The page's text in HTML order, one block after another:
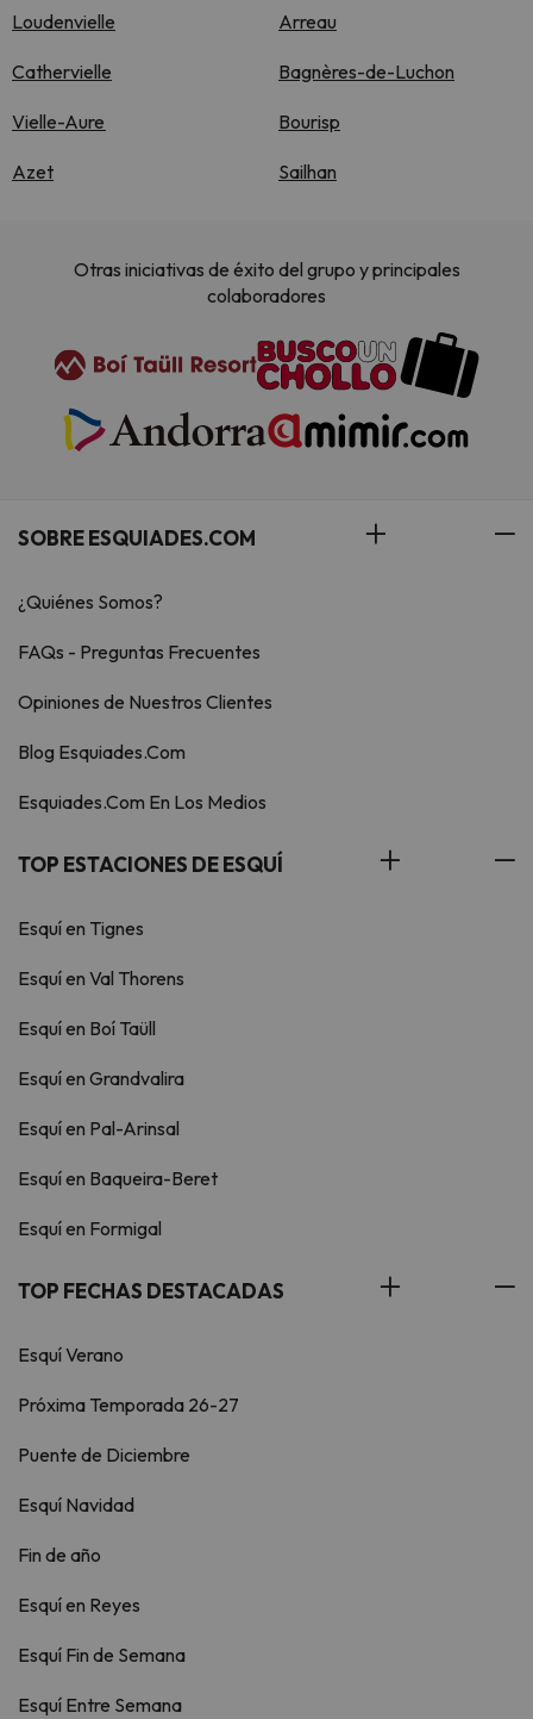
Loudenvielle Arreau
Cathervielle Bagnères-de-Luchon
Vielle-Aure Bourisp
Azet Sailhan
Otras iniciativas de éxito del grupo y principales
colaboradores
SOBRE ESQUIADES.COM
¿Quiénes Somos?
FAQs - Preguntas Frecuentes
Opiniones de Nuestros Clientes
Blog Esquiades.Com
Esquiades.Com En Los Medios
TOP ESTACIONES DE ESQUÍ
Esquí en Tignes
Esquí en Val Thorens
Esquí en Boí Taüll
Esquí en Grandvalira
Esquí en Pal-Arinsal
Esquí en Baqueira-Beret
Esquí en Formigal
TOP FECHAS DESTACADAS
Esquí Verano
Próxima Temporada 26-27
Puente de Diciembre
Esquí Navidad
Fin de año
Esquí en Reyes
Esquí Fin de Semana
Esquí Entre Semana